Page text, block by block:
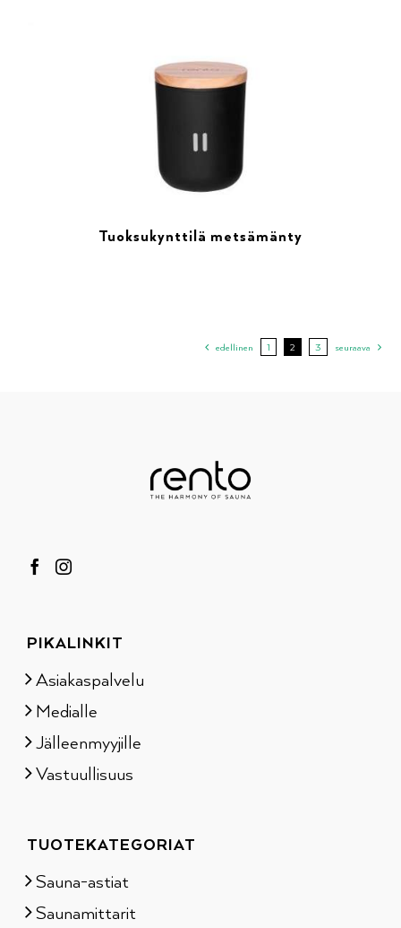
Tuoksukynttilä metsämänty
edellinen 1 2 3 seuraava
PIKALINKIT
Asiakaspalvelu
Medialle
Jälleenmyyjille
Vastuullisuus
TUOTEKATEGORIAT
Sauna-astiat
Saunamittarit